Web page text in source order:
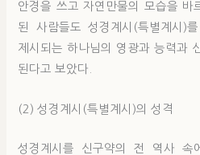
안경을 쓰고 자연만물의 모습을 바
된 사람들도 성경계시(특별계시)
제시되는 하나님의 영광과 능력과
된다고 보았다.
(2) 성경계시(특별계시)의 성격
성경계시를 신구약의 전 역사 속